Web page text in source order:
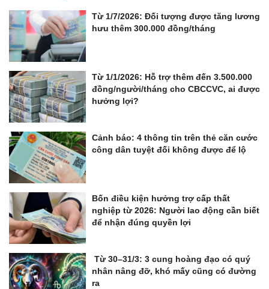
Từ 1/7/2026: Đối tượng được tăng lương
hưu thêm 300.000 đồng/tháng
Từ 1/1/2026: Hỗ trợ thêm đến 3.500.000
đồng/người/tháng cho CBCCVC, ai được
hưởng lợi?
Cảnh báo: 4 thông tin trên thẻ căn cước
công dân tuyệt đối không được để lộ
Bốn điều kiện hưởng trợ cấp thất
nghiệp từ 2026: Người lao động cần biết
để nhận đúng quyền lợi
Từ 30–31/3: 3 cung hoàng đạo có quý
nhân nâng đỡ, khó mấy cũng có đường
ra